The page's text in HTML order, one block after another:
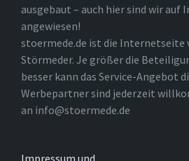
ausgebaut – auch hier sind wir auf
angewiesen!
stoermede.de ist die Internetseite
Störmeder. Je größer die
besser kann das Service-Angebot
Werbepartner sind jederzeit
an info@stoermede.de
Impressum und